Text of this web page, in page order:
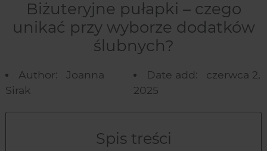
Biżuteryjne pułapki – czego
unikać przy wyborze dodatków
ślubnych?
Author:
Joanna
Sirak
Date add:
czerwca 2,
2025
Spis treści